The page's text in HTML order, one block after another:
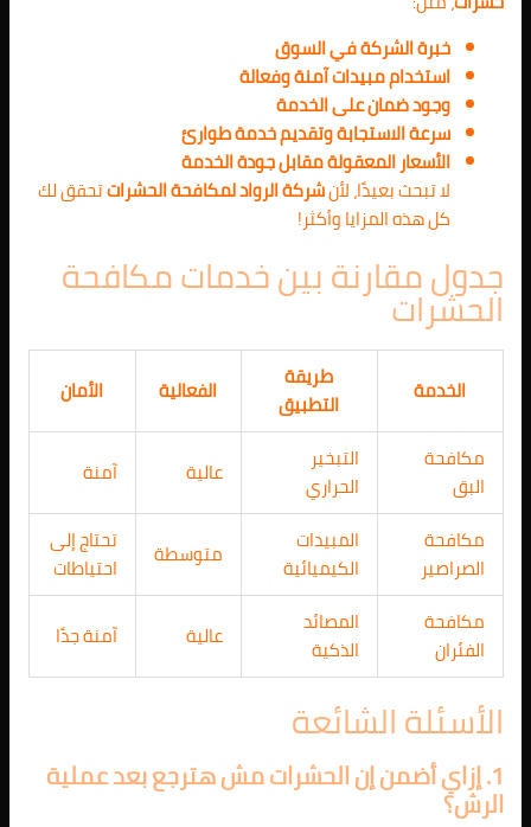
خبرة الشركة في السوق
استخدام مبيدات آمنة وفعالة
وجود ضمان على الخدمة
سرعة الاستجابة وتقديم خدمة طوارئ
الأسعار المعقولة مقابل جودة الخدمة
لا تبحث بعيدًا، لأنشركة الرواد لمكافحة الحشراتتحقق لك
كل هذه المزايا وأكثر!
جدول مقارنة بين خدمات مكافحة
الحشرات
الخدمة
طريقة
التطبيق
الفعالية
الأمان
مكافحة
البق
التبخير
الحراري
عالية
آمنة
مكافحة
الصراصير
المبيدات
الكيميائية
متوسطة
تحتاج إلى
احتياطات
مكافحة
الفئران
المصائد
الذكية
عالية آمنة جدًا
الأسئلة الشائعة
1. إزاي أضمن إن الحشرات مش هترجع بعد عملية
الرش؟